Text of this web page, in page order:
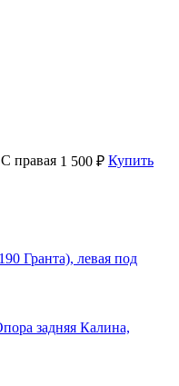
правая 1 500 ₽ Купить
Гранта), левая под
задняя Калина,